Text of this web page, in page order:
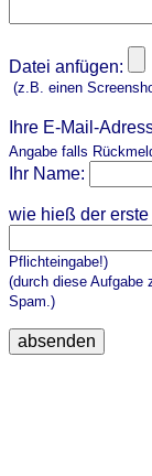
Datei anfügen:
(z.B. einen
Ihre E-Mail-
Angabe falls
Ihr Name:
wie hieß der
Pflichteingabe!)
(durch diese Aufgabe
Spam.)